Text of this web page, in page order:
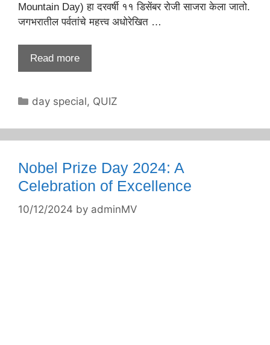
Mountain Day) हा दरवर्षी ११ डिसेंबर रोजी साजरा केला जातो.
जगभरातील पर्वतांचे महत्त्व अधोरेखित …
Read more
Categories
day special, QUIZ
Nobel Prize Day 2024: A
Celebration of Excellence
10/12/2024 by adminMV